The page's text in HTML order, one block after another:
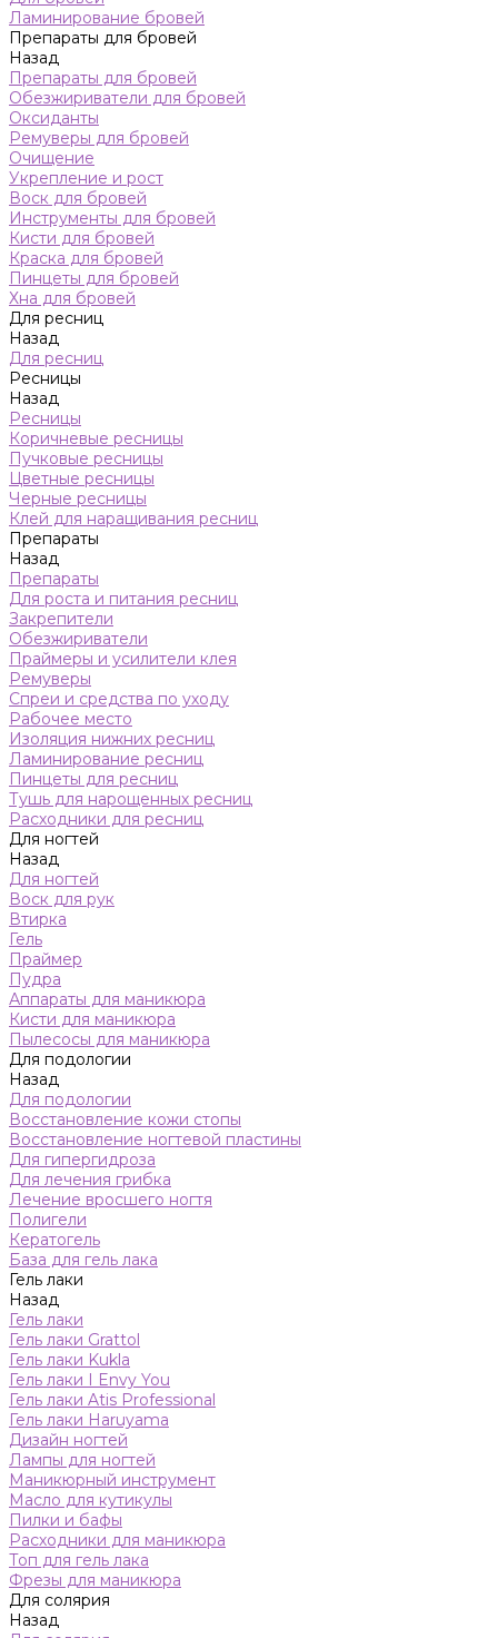
Ламинирование бровей
Препараты для бровей
Назад
Препараты для бровей
Обезжириватели для бровей
Оксиданты
Ремуверы для бровей
Очищение
Укрепление и рост
Воск для бровей
Инструменты для бровей
Кисти для бровей
Краска для бровей
Пинцеты для бровей
Хна для бровей
Для ресниц
Назад
Для ресниц
Ресницы
Назад
Ресницы
Коричневые ресницы
Пучковые ресницы
Цветные ресницы
Черные ресницы
Клей для наращивания ресниц
Препараты
Назад
Препараты
Для роста и питания ресниц
Закрепители
Обезжириватели
Праймеры и усилители клея
Ремуверы
Спреи и средства по уходу
Рабочее место
Изоляция нижних ресниц
Ламинирование ресниц
Пинцеты для ресниц
Тушь для нарощенных ресниц
Расходники для ресниц
Для ногтей
Назад
Для ногтей
Воск для рук
Втирка
Гель
Праймер
Пудра
Аппараты для маникюра
Кисти для маникюра
Пылесосы для маникюра
Для подологии
Назад
Для подологии
Восстановление кожи стопы
Восстановление ногтевой пластины
Для гипергидроза
Для лечения грибка
Лечение вросшего ногтя
Полигели
Кератогель
База для гель лака
Гель лаки
Назад
Гель лаки
Гель лаки Grattol
Гель лаки Kukla
Гель лаки I Envy You
Гель лаки Atis Professional
Гель лаки Haruyama
Дизайн ногтей
Лампы для ногтей
Маникюрный инструмент
Масло для кутикулы
Пилки и бафы
Расходники для маникюра
Топ для гель лака
Фрезы для маникюра
Для солярия
Назад